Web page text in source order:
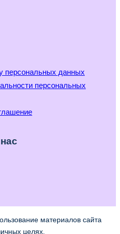
персональных данных
персональных
материалов сайта
целях.